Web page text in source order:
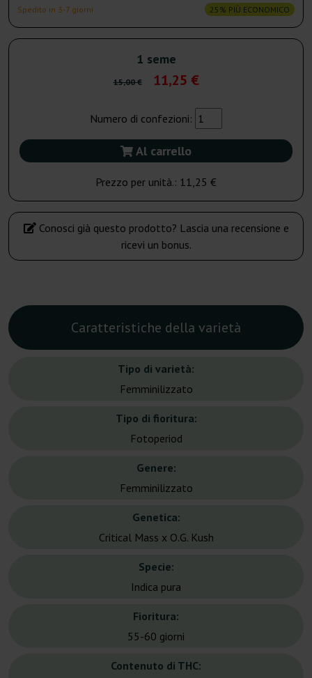
Spedito in 3-7 giorni 25% PIÙ ECONOMICO
1 seme
15,00 € 11,25 €
Numero di confezioni:
Al carrello
Prezzo per unità.: 11,25 €
Conosci già questo prodotto? Lascia una recensione e
ricevi un bonus.
Caratteristiche della varietà
Tipo di varietà:
Femminilizzato
Tipo di fioritura:
Fotoperiod
Genere:
Femminilizzato
Genetica:
Critical Mass x O.G. Kush
Specie:
Indica pura
Fioritura:
55-60 giorni
Contenuto di THC: